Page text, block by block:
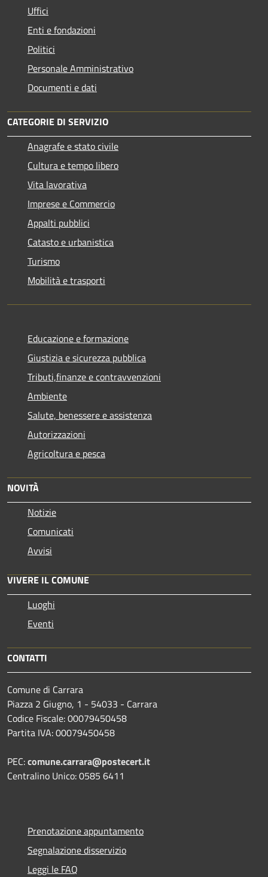
Uffici
Enti e fondazioni
Politici
Personale Amministrativo
Documenti e dati
CATEGORIE DI SERVIZIO
Anagrafe e stato civile
Cultura e tempo libero
Vita lavorativa
Imprese e Commercio
Appalti pubblici
Catasto e urbanistica
Turismo
Mobilità e trasporti
Educazione e formazione
Giustizia e sicurezza pubblica
Tributi,finanze e contravvenzioni
Ambiente
Salute, benessere e assistenza
Autorizzazioni
Agricoltura e pesca
NOVITÀ
Notizie
Comunicati
Avvisi
VIVERE IL COMUNE
Luoghi
Eventi
CONTATTI
Comune di Carrara
Piazza 2 Giugno, 1 - 54033 - Carrara
Codice Fiscale: 00079450458
Partita IVA: 00079450458
PEC:comune.carrara@postecert.it
Centralino Unico: 0585 6411
Prenotazione appuntamento
Segnalazione disservizio
Leggi le FAQ